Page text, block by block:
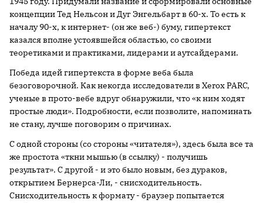
концепции Тед Нельсон и Дуг Энгельбарт в 60-х. То есть к
началу 90-х, к интернет- (он же веб-) буму, гипертекст
казался вполне устоявшейся областью, со своими
теоретиками и практиками, лидерами и аутсайдерами.
Победа идей гипертекста в форме веба была
безоговорочной. Как некогда исследователи в Xerox PARC,
ученые в прото-вебе вдруг обнаружили, что «к ним ходят
простые люди». Подробности, если позволите, напоминать
не стану, лучше поговорим о причинах.
С одной стороны (со стороны «читателя»), здесь была все та
же простота «ткни мышью (в ссылку) - получишь
результат». С другой - и это было новым, без дураков,
открытием Бернерса-Ли, - снисходительность.
Снисходительность к формату - браузер попытается